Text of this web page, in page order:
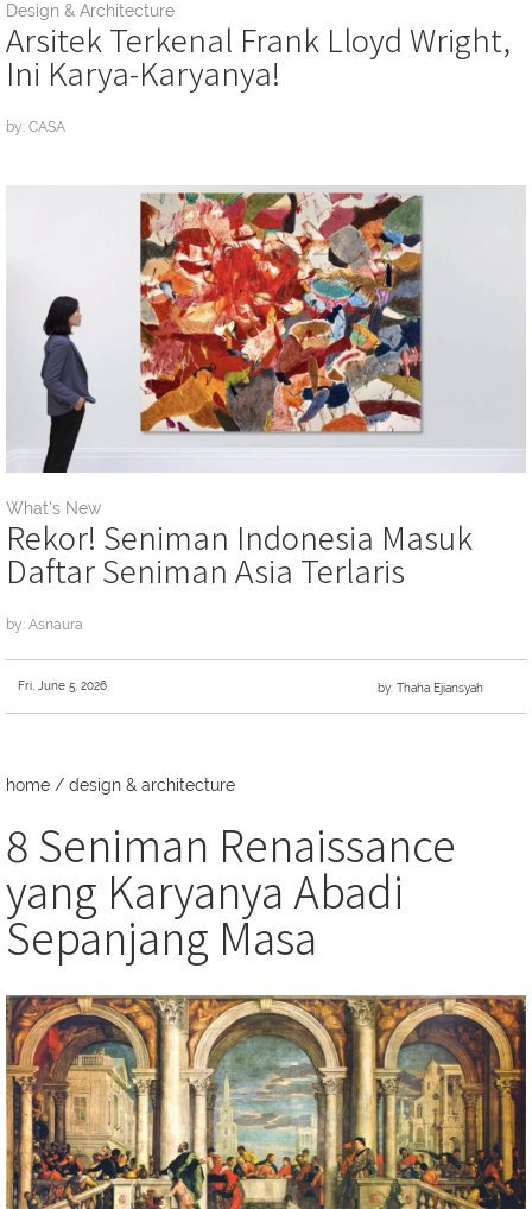
Design & Architecture
Arsitek Terkenal Frank Lloyd Wright,
Ini Karya-Karyanya!
by: CASA
What's New
Rekor! Seniman Indonesia Masuk
Daftar Seniman Asia Terlaris
by: Asnaura
Fri, June 5, 2026 by: Thaha Ejiansyah
home / design & architecture
8 Seniman Renaissance
yang Karyanya Abadi
Sepanjang Masa